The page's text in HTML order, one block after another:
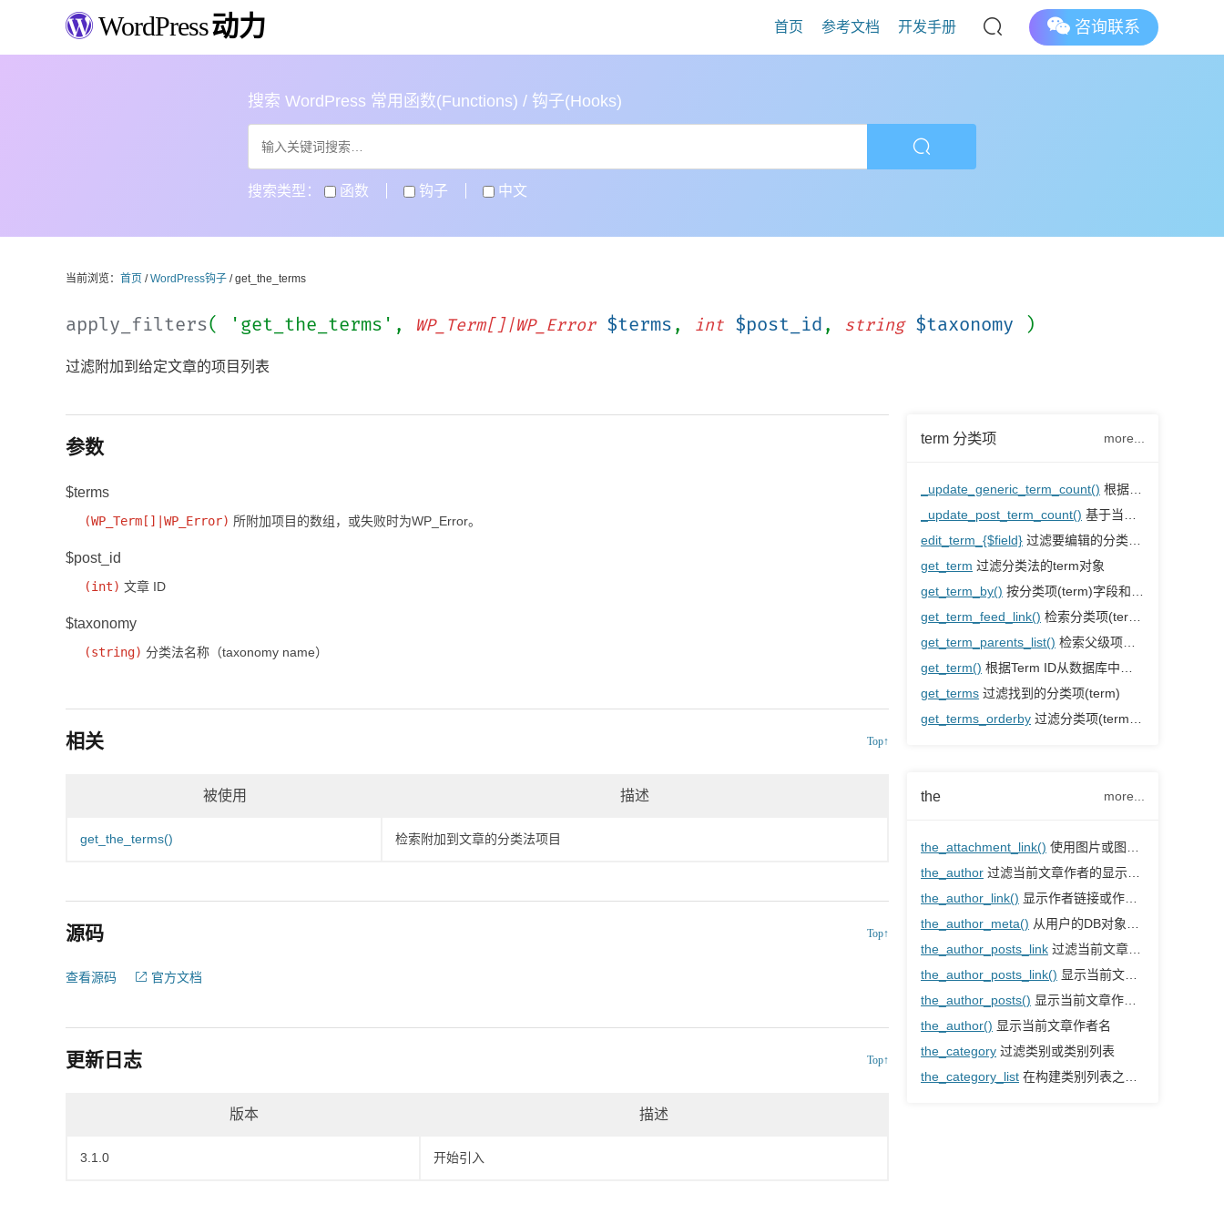
WordPress动力 首页 参考文档 开发手册 咨询联系
搜索 WordPress 常用函数(Functions) / 钩子(Hooks)
搜索类型： 函数 钩子 中文
当前浏览： 首页 /WordPress钩子 / get_the_terms
apply_filters( 'get_the_terms', WP_Term[]|WP_Error $terms , int $post_id , string $taxonomy )
过滤附加到给定文章的项目列表
term 分类项 more...
_update_generic_term_count() 根据对象数量更新分类项(term)计数
_update_post_term_count() 基于当前分类法的对象类型更新分类项(term)总计
edit_term_{$field} 过滤要编辑的分类项(term)字段，然后再对其进行清理
get_term 过滤分类法的term对象
get_term_by() 按分类项(term)字段和数据从数据库中获取所有分类项数据
get_term_feed_link() 检索分类项(term)的feed链接
get_term_parents_list() 检索父级项目以分隔符分隔
get_term() 根据Term ID从数据库中获取所有Term数据
get_terms 过滤找到的分类项(term)
get_terms_orderby 过滤分类项(term)查询的ORDERBY子句
the more...
the_attachment_link() 使用图片或图标显示附件页面链接
the_author 过滤当前文章作者的显示名称
the_author_link() 显示作者链接或作者名称
the_author_meta() 从用户的DB对象输出字段。默认为当前文章的作者
the_author_posts_link 过滤当前文章作者的作者页面链接
the_author_posts_link() 显示当前文章作者的作者页面的HTML链接
the_author_posts() 显示当前文章作者的文章数量
the_author() 显示当前文章作者名
the_category 过滤类别或类别列表
the_category_list 在构建类别列表之前过滤类别
参数
$terms
(WP_Term [] WP_Error) 所附加项目的数组，或失败时为WP_Error。
$post_id
(int) 文章 ID
$taxonomy
(string) 分类法名称（taxonomy name）
相关 Top↑
被使用 描述
get_the_terms() 检索附加到文章的分类法项目
源码 Top↑
查看源码 官方文档
更新日志 Top↑
版本 描述
3.1.0 开始引入